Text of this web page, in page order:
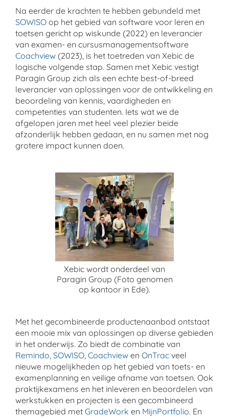
Na eerder de krachten te hebben gebundeld met
SOWISO op het gebied van software voor leren en
toetsen gericht op wiskunde (2022) en leverancier
van examen- en cursusmanagementsoftware
Coachview (2023), is het toetreden van Xebic de
logische volgende stap. Samen met Xebic vestigt
Paragin Group zich als een echte best-of-breed
leverancier van oplossingen voor de ontwikkeling en
beoordeling van kennis, vaardigheden en
competenties van studenten. Iets wat we de
afgelopen jaren met heel veel plezier beide
afzonderlijk hebben gedaan, en nu samen met nog
grotere impact kunnen doen.
Xebic wordt onderdeel van
Paragin Group (Foto genomen
op kantoor in Ede).
Met het gecombineerde productenaanbod ontstaat
een mooie mix van oplossingen op diverse gebieden
in het onderwijs. Zo biedt de combinatie van
Remindo SOWISO Coachview en OnTrac veel
nieuwe mogelijkheden op het gebied van toets- en
examenplanning en veilige afname van toetsen. Ook
praktijkexamens en het inleveren en beoordelen van
werkstukken en projecten is een gecombineerd
themagebied met GradeWork en MijnPortfolio. En